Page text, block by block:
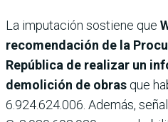
La imputación sostiene que
reco­mendación de la
República de realizar un
demolición de obras que
6.924.624.006. Además,